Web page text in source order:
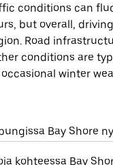
conditions can
but overall,
Road
conditions are
winter
Bay Shore
kohteessa Bay